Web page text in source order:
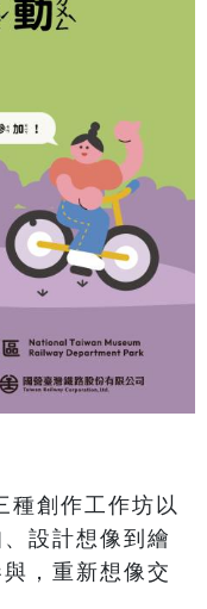
種創作工作坊以
設計想像到繪
，重新想像交